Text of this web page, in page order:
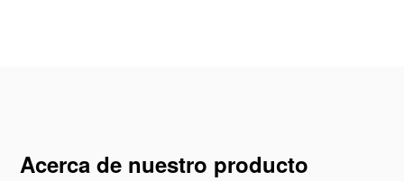
Acerca de nuestro producto